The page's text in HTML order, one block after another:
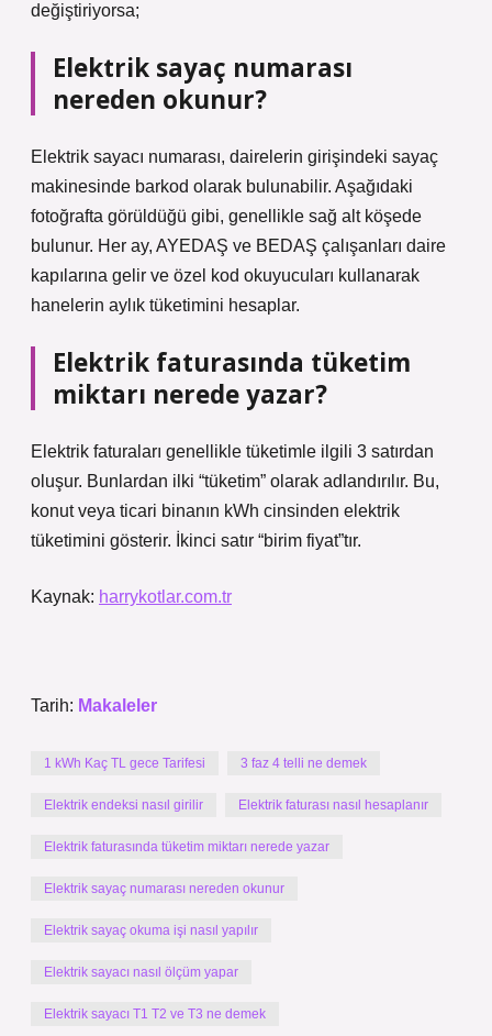
değiştiriyorsa;
Elektrik sayaç numarası
nereden okunur?
Elektrik sayacı numarası, dairelerin girişindeki sayaç
makinesinde barkod olarak bulunabilir. Aşağıdaki
fotoğrafta görüldüğü gibi, genellikle sağ alt köşede
bulunur. Her ay, AYEDAŞ ve BEDAŞ çalışanları daire
kapılarına gelir ve özel kod okuyucuları kullanarak
hanelerin aylık tüketimini hesaplar.
Elektrik faturasında tüketim
miktarı nerede yazar?
Elektrik faturaları genellikle tüketimle ilgili 3 satırdan
oluşur. Bunlardan ilki “tüketim” olarak adlandırılır. Bu,
konut veya ticari binanın kWh cinsinden elektrik
tüketimini gösterir. İkinci satır “birim fiyat”tır.
Kaynak: harrykotlar.com.tr
Tarih: Makaleler
1 kWh Kaç TL gece Tarifesi 3 faz 4 telli ne demek
Elektrik endeksi nasıl girilir Elektrik faturası nasıl hesaplanır
Elektrik faturasında tüketim miktarı nerede yazar
Elektrik sayaç numarası nereden okunur
Elektrik sayaç okuma işi nasıl yapılır
Elektrik sayacı nasıl ölçüm yapar
Elektrik sayacı T1 T2 ve T3 ne demek